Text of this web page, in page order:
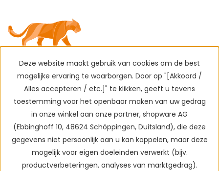
Deze website maakt gebruik van cookies om de best
mogelijke ervaring te waarborgen. Door op "[Akkoord /
Alles accepteren / etc.]" te klikken, geeft u tevens
toestemming voor het openbaar maken van uw gedrag
in onze winkel aan onze partner, shopware AG
(Ebbinghoff 10, 48624 Schöppingen, Duitsland), die deze
gegevens niet persoonlijk aan u kan koppelen, maar deze
mogelijk voor eigen doeleinden verwerkt (bijv.
productverbeteringen, analyses van marktgedrag).